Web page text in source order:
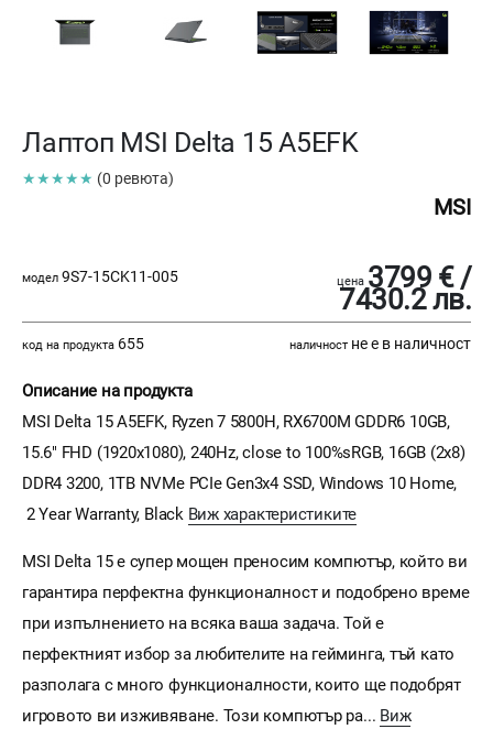
Лаптоп MSI Delta 15 A5EFK
★★★★★ (0 ревюта)
MSI
модел 9S7-15CK11-005 цена 3799 € /
7430.2 лв.
код на продукта 655 наличност не е в наличност
Описание на продукта
MSI Delta 15 A5EFK, Ryzen 7 5800H, RX6700M GDDR6 10GB,
15.6" FHD (1920x1080), 240Hz, close to 100%sRGB, 16GB (2x8)
DDR4 3200, 1TB NVMe PCIe Gen3x4 SSD, Windows 10 Home,
2 Year Warranty, Black Виж характеристиките
MSI Delta 15 е супер мощен преносим компютър, който ви
гарантира перфектна функционалност и подобрено време
при изпълнението на всяка ваша задача. Той е
перфектният избор за любителите на гейминга, тъй като
разполага с много функционалности, които ще подобрят
игровото ви изживяване. Този компютър ра... Виж